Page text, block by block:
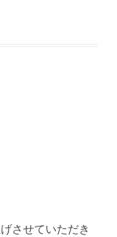
させていただき